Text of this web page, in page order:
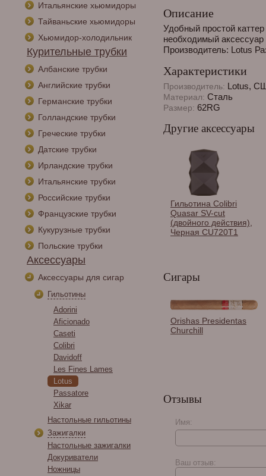
Итальянские хьюмидоры
Тайваньские хьюмидоры
Хьюмидор-холодильник
Курительные трубки
Албанские трубки
Английские трубки
Германские трубки
Голландские трубки
Греческие трубки
Датские трубки
Ирландские трубки
Итальянские трубки
Российские трубки
Французские трубки
Кукурузные трубки
Польские трубки
Аксессуары
Аксессуары для сигар
Гильотины
Adorini
Aficionado
Caseti
Colibri
Davidoff
Les Fines Lames
Lotus
Passatore
Xikar
Настольные гильотины
Зажигалки
Настольные зажигалки
Докуриватели
Ножницы
Описание
Удобный простой
необходимый
Производитель: Lotus
Характеристики
Производитель: Lotus,
Материал: Сталь
Размер: 62RG
Другие аксессуары
Гильотина Colibri
Quasar SV-cut
(двойного действия),
Черная CU720T1
Зажигалка Les Fines
Lames Essential Triple
Сигары
Orishas Presidentas
Churchill
Caldwell Lost & Found
Backstage Bambi
Negrito El Chubb
Отзывы
Имя:
Ваш отзыв: